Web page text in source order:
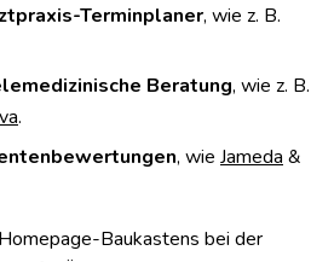
Terminplaner, wie z. B.
Beratung, wie z. B.
.
, wie Jameda &
Baukastens bei der